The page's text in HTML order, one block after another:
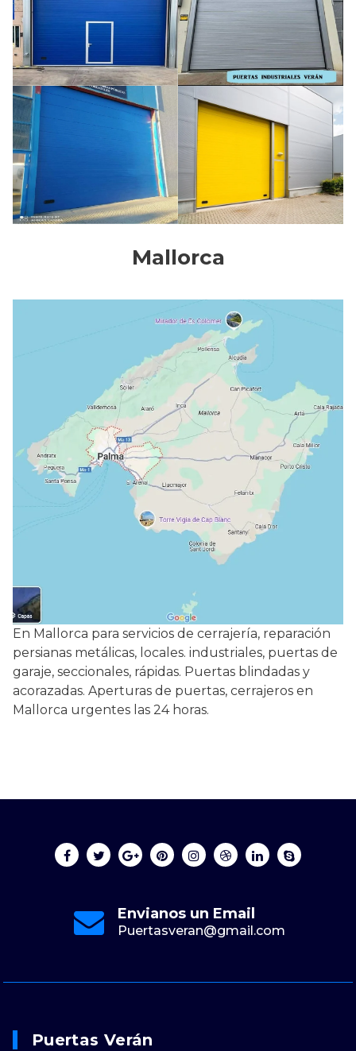
Mallorca
En Mallorca para servicios de cerrajería, reparación
persianas metálicas, locales. industriales, puertas de
garaje, seccionales, rápidas. Puertas blindadas y
acorazadas. Aperturas de puertas, cerrajeros en
Mallorca urgentes las 24 horas.
Envianos un Email
Puertasveran@gmail.com
Puertas Verán